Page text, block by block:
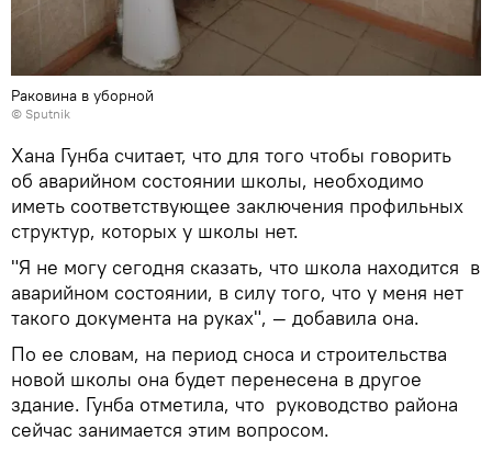
Раковина в уборной
© Sputnik
Хана Гунба считает, что для того чтобы говорить
об аварийном состоянии школы, необходимо
иметь соответствующее заключения профильных
структур, которых у школы нет.
"Я не могу сегодня сказать, что школа находится в
аварийном состоянии, в силу того, что у меня нет
такого документа на руках", — добавила она.
По ее словам, на период сноса и строительства
новой школы она будет перенесена в другое
здание. Гунба отметила, что руководство района
сейчас занимается этим вопросом.